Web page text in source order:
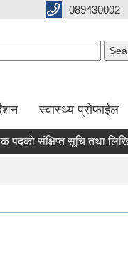
089430002
स्वास्थ्य प्रोफाईल
संक्षिप्त सूचि तथा लिखित